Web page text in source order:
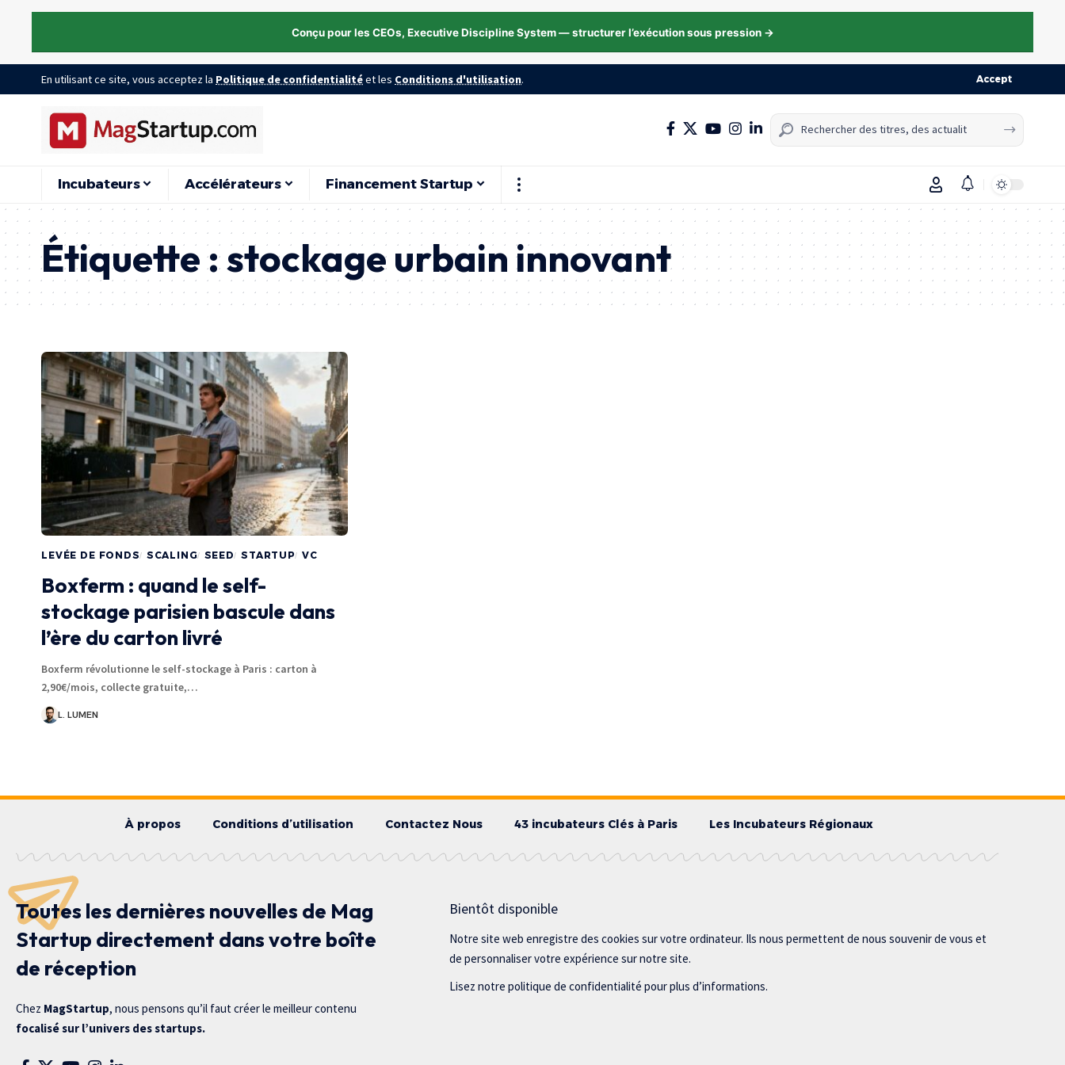
Conçu pour les CEOs, Executive Discipline System — structurer l’exécution sous pression →
En utilisant ce site, vous acceptez la Politique de confidentialitéet les Conditions d'utilisation. Accept
Incubateurs Accélérateurs Financement Startup
Étiquette :stockage urbain innovant
LEVÉE DE FONDS SCALING SEED STARTUP VC
Boxferm : quand le self-
stockage parisien bascule dans
l’ère du carton livré
Boxferm révolutionne le self-stockage à Paris : carton à
2,90€/mois, collecte gratuite,…
L. LUMEN
À propos Conditions d’utilisation Contactez Nous 43 incubateurs Clés à Paris Les Incubateurs Régionaux
Toutes les dernières nouvelles de Mag
Startup directement dans votre boîte
de réception
Chez MagStartup, nous pensons qu’il faut créer le meilleur contenu
focalisé sur l’univers des startups.
Bientôt disponible
Notre site web enregistre des cookies sur votre ordinateur. Ils nous permettent de nous souvenir de vous et
de personnaliser votre expérience sur notre site.
Lisez notre politique de confidentialité pour plus d’informations.